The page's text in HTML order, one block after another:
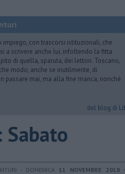
con trascorsi istituzionali, che
a scrivere anche lui, infoltendo la fitta
di quella, sparuta, dei lettori. Toscano,
modo, anche se inutilmente, di
passare mai, ma alla fine manca, nonché
del blog di
Sabato
- DOMENICA 11 NOVEMBRE 2018